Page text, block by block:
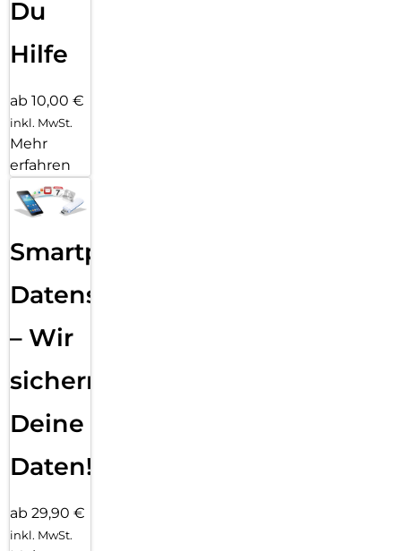
Du
Hilfe
ab 10,00 €
inkl. MwSt.
Mehr
erfahren
Smartphone
Datensicherung
– Wir
sichern
Deine
Daten!
ab 29,90 €
inkl. MwSt.